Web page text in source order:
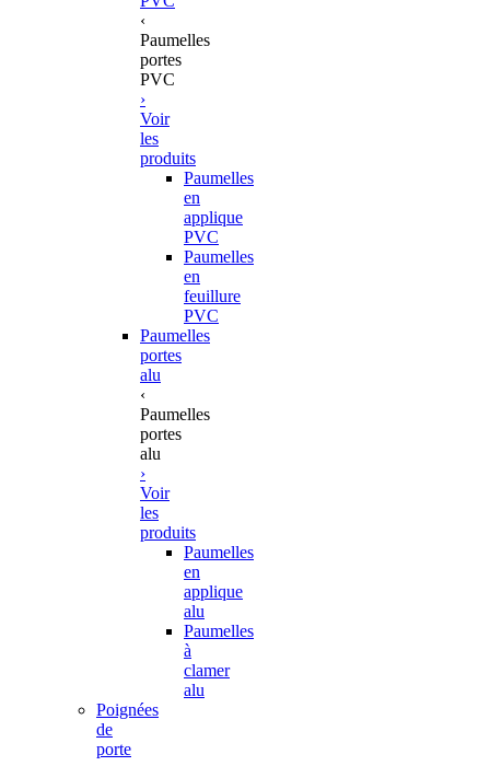
‹
Paumelles
portes
PVC
›
Voir
les
produits
Paumelles
en
applique
PVC
Paumelles
en
feuillure
PVC
Paumelles
portes
alu
‹
Paumelles
portes
alu
›
Voir
les
produits
Paumelles
en
applique
alu
Paumelles
à
clamer
alu
Poignées
de
porte